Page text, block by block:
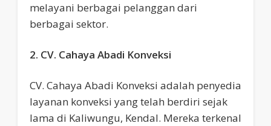
melayani berbagai pelanggan dari
berbagai sektor.
2. CV. Cahaya Abadi Konveksi
CV. Cahaya Abadi Konveksi adalah penyedia
layanan konveksi yang telah berdiri sejak
lama di Kaliwungu, Kendal. Mereka terkenal